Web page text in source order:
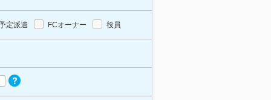
定派遣 FCオーナー 役員